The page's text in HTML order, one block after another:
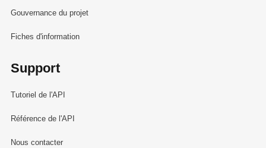
Gouvernance du projet
Fiches d'information
Support
Tutoriel de l'API
Référence de l'API
Nous contacter